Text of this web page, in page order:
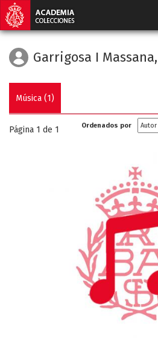
Garrigosa I
Música (1)
Página 1 de 1 Ordenados por